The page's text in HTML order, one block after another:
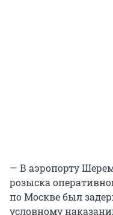
— В аэропорту
розыска
по Москве был
условному